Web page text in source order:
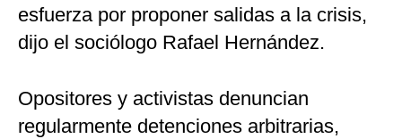
esfuerza por proponer salidas a la crisis,
dijo el sociólogo Rafael Hernández.
Opositores y activistas denuncian
regularmente detenciones arbitrarias,